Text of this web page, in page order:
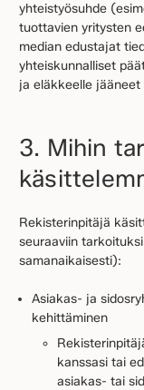
yhteistyösuhde
tuottavien yritysten
median edustajat
yhteiskunnalliset
ja eläkkeelle
3. Mihin
Rekisterinpitäjä
seuraaviin
samanaikaisesti):
Asiakas- ja
kehittäminen
kanssasi tai
asiakas- tai